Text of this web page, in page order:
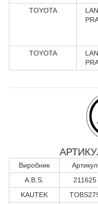
TOYOTA
TOYOTA
Виробник Артикул
A.B.S.
211625
KAUTEK